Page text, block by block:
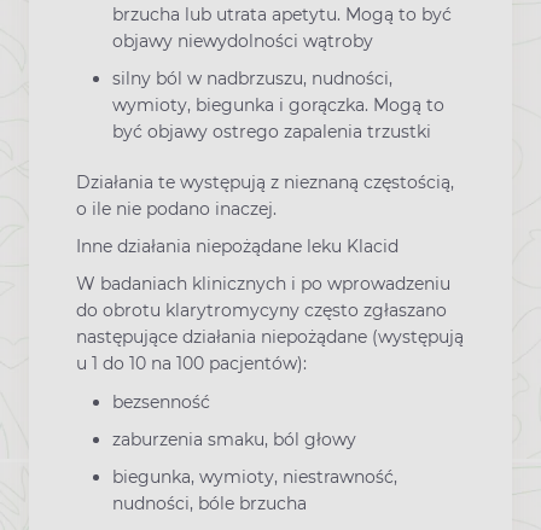
brzucha lub utrata apetytu. Mogą to być
objawy niewydolności wątroby
silny ból w nadbrzuszu, nudności,
wymioty, biegunka i gorączka. Mogą to
być objawy ostrego zapalenia trzustki
Działania te występują z nieznaną częstością,
o ile nie podano inaczej.
Inne działania niepożądane leku Klacid
W badaniach klinicznych i po wprowadzeniu
do obrotu klarytromycyny często zgłaszano
następujące działania niepożądane (występują
u 1 do 10 na 100 pacjentów):
bezsenność
zaburzenia smaku, ból głowy
biegunka, wymioty, niestrawność,
nudności, bóle brzucha